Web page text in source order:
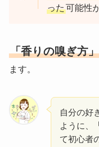
った可能性
「香りの嗅ぎ方」
ます。
自分の好
ように、
て初心者